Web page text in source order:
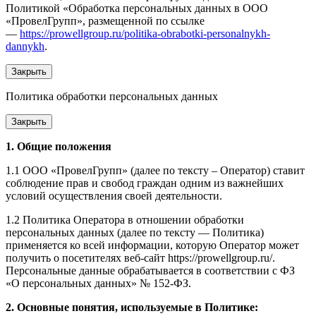
Политикой «Обработка персональных данных в ООО
«ПровелГрупп», размещенной по ссылке
— https://prowellgroup.ru/politika-obrabotki-personalnykh-
dannykh.
Закрыть
Политика обработки персональных данных
Закрыть
1. Общие положения
1.1 ООО «ПровелГрупп» (далее по тексту – Оператор) ставит
соблюдение прав и свобод граждан одним из важнейших
условий осуществления своей деятельности.
1.2 Политика Оператора в отношении обработки
персональных данных (далее по тексту — Политика)
применяется ко всей информации, которую Оператор может
получить о посетителях веб-сайт https://prowellgroup.ru/.
Персональные данные обрабатывается в соответствии с ФЗ
«О персональных данных» № 152-ФЗ.
2. Основные понятия, используемые в Политике: